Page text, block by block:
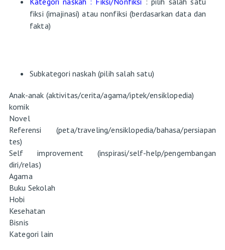
fiksi (imajinasi) atau nonfiksi (berdasarkan data dan
fakta)
Subkategori naskah (pilih salah satu)
Anak-anak (aktivitas/cerita/agama/iptek/ensiklopedia)
komik
Novel
Referensi (peta/traveling/ensiklopedia/bahasa/persiapan
tes)
Self improvement (inspirasi/self-help/pengembangan
diri/relas)
Agama
Buku Sekolah
Hobi
Kesehatan
Bisnis
Kategori lain